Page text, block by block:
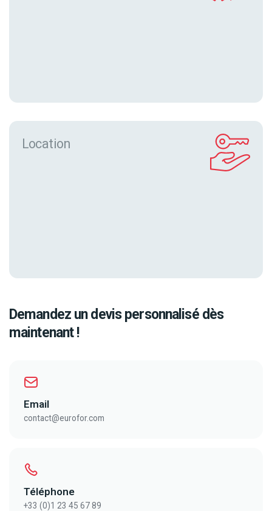
Location
Demandez un devis personnalisé dès
maintenant !
Email
contact@eurofor.com
Téléphone
+33 (0)1 23 45 67 89